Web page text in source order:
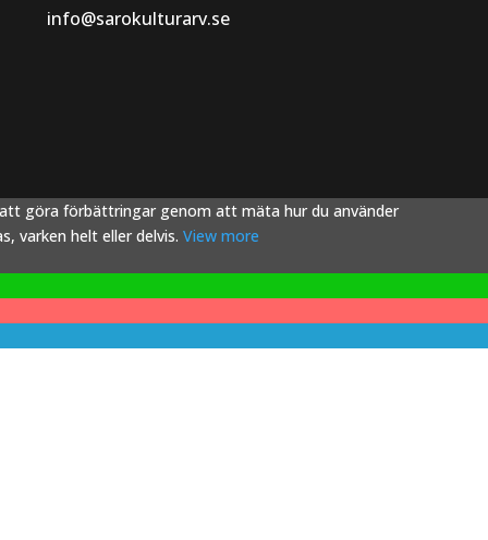
info@sarokulturarv.se
att göra förbättringar genom att mäta hur du använder
varken helt eller delvis. View more